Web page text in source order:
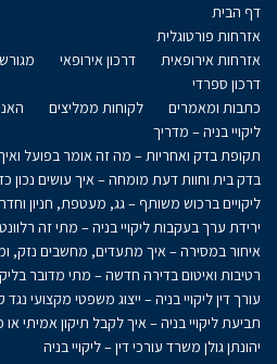
דף הבית
אזרחות פורטוגלית
אזרחות אירופאית
דרכון אירופאי
דרכון ספרדי
כתבות ומאמרים
לקוחות ממליצים
ליקויי בניה – מדריך
תקופת בדק ואחריות – מה זה אומר בפועל
בדק בית וחוות דעת מומחה – איך עושים נכון
ליקויים ברכוש משותף – גג, מעטפת, חניון
ירידת ערך בעקבות ליקויי בניה – מתי זה
איחור במסירה – איך מתעדים, מחשבים נזק,
רטיבות ואיטום בדירה חדשה – מתי מדובר
עורך דין ליקויי בניה – ייצוג משפטי מקצועי נגד
תביעת ליקויי בניה – איך לקבל תיקון אמיתי או
יהונתן גולן משרד עורכי דין – ליקויי בניה